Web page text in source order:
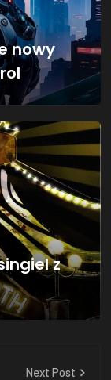
nowy
z
Next Post